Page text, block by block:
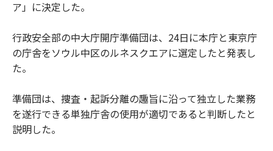
ア」に決定した。
行政安全部の中大庁開庁準備団は、24日に本庁と東京庁
の庁舎をソウル中区のルネスクエアに選定したと発表し
た。
準備団は、捜査・起訴分離の趣旨に沿って独立した業務
を遂行できる単独庁舎の使用が適切であると判断したと
説明した。